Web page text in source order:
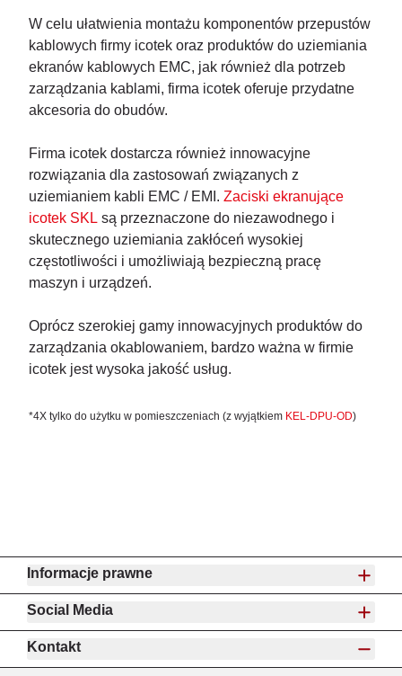
W celu ułatwienia montażu komponentów przepustów
kablowych firmy icotek oraz produktów do uziemiania
ekranów kablowych EMC, jak również dla potrzeb
zarządzania kablami, firma icotek oferuje przydatne
akcesoria do obudów.
Firma icotek dostarcza również innowacyjne
rozwiązania dla zastosowań związanych z
uziemianiem kabli EMC / EMI. Zaciski ekranujące
icotek SKL są przeznaczone do niezawodnego i
skutecznego uziemiania zakłóceń wysokiej
częstotliwości i umożliwiają bezpieczną pracę
maszyn i urządzeń.
Oprócz szerokiej gamy innowacyjnych produktów do
zarządzania okablowaniem, bardzo ważna w firmie
icotek jest wysoka jakość usług.
*4X tylko do użytku w pomieszczeniach (z wyjątkiem KEL-DPU-OD)
Informacje prawne
Social Media
Kontakt